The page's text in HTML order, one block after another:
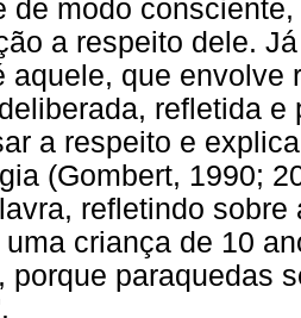
de modo
a respeito dele.
aquele, que
refletida
a respeito e
(Gombert, 1990;
refletindo
uma criança de 10
porque paraquedas